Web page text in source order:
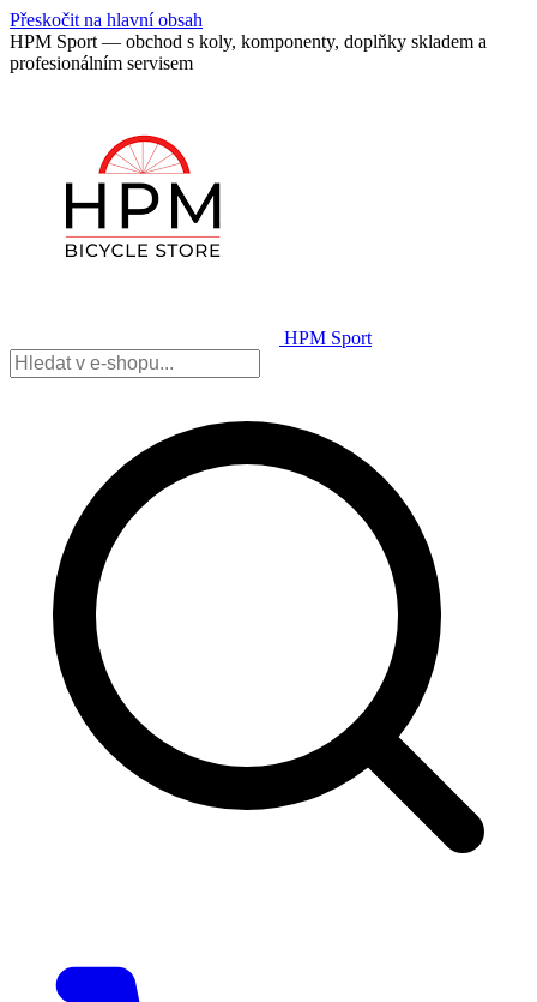
Přeskočit na hlavní obsah
HPM Sport — obchod s koly, komponenty, doplňky skladem a
profesionálním servisem
HPM Sport